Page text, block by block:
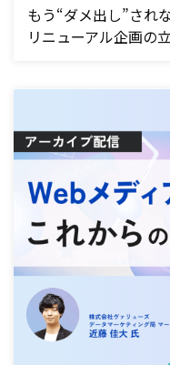
もう“ダメ出し”され
リニューアル企画の